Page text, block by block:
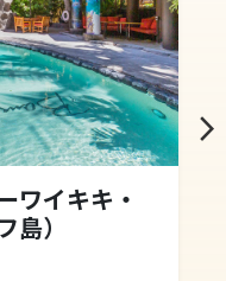
ワイキキ・
島）
arrow_forward_ios